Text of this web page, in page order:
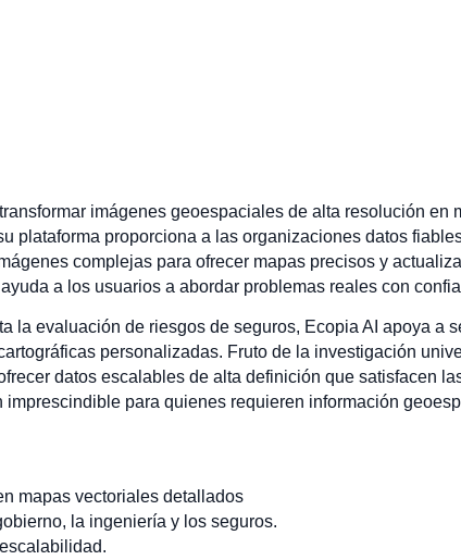
imágenes geoespaciales de alta resolución en
plataforma proporciona a las organizaciones datos
complejas para ofrecer mapas precisos y
a los usuarios a abordar problemas reales con
la evaluación de riesgos de seguros, Ecopia AI apoya a
personalizadas. Fruto de la investigación
datos escalables de alta definición que satisfacen
para quienes requieren información
mapas vectoriales detallados
la ingeniería y los seguros.